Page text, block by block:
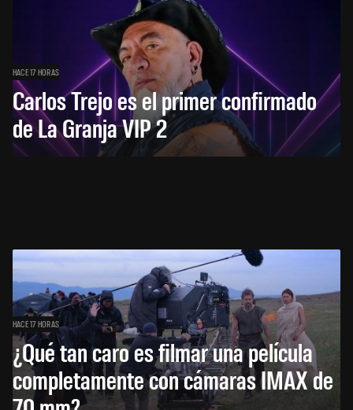
HACE 17 HORAS
Carlos Trejo es el primer confirmado
de La Granja VIP 2
HACE 17 HORAS
¿Qué tan caro es filmar una película
completamente con cámaras IMAX de